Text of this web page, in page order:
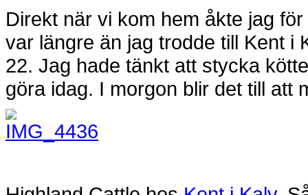
Direkt när vi kom hem åkte jag
var längre än jag trodde till Kent i
22. Jag hade tänkt att stycka
göra idag. I morgon blir det till att